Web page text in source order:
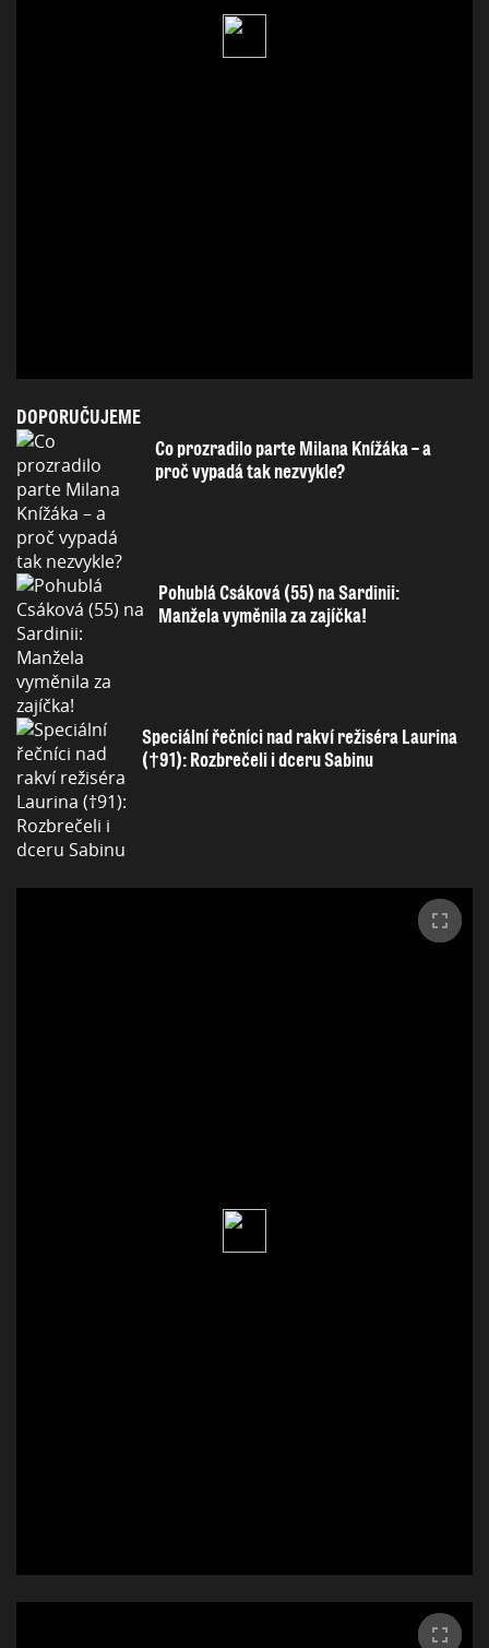
DOPORUČUJEME
Co prozradilo parte Milana Knížáka – a
proč vypadá tak nezvykle?
Pohublá Csáková (55) na Sardinii:
Manžela vyměnila za zajíčka!
Speciální řečníci nad rakví režiséra Laurina
(†91): Rozbrečeli i dceru Sabinu